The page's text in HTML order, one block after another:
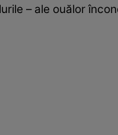
– ale ouălor